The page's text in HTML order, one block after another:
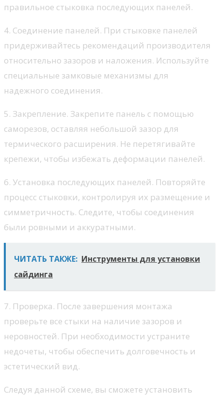
правильное стыковка последующих панелей.
4. Соединение панелей. При стыковке панелей
придерживайтесь рекомендаций производителя
относительно зазоров и наложения. Используйте
специальные замковые механизмы для
надежного соединения.
5. Закрепление. Закрепите панель с помощью
саморезов, оставляя небольшой зазор для
термического расширения. Не перетягивайте
крепежи, чтобы избежать деформации панелей.
6. Установка последующих панелей. Повторяйте
процесс стыковки, контролируя их размещение и
симметричность. Следите, чтобы соединения
были ровными и аккуратными.
ЧИТАТЬ ТАКЖЕ: Инструменты для установки
сайдинга
7. Проверка. После завершения монтажа
проверьте все стыки на наличие зазоров и
неровностей. При необходимости устраните
недочеты, чтобы обеспечить долговечность и
эстетический вид.
Следуя данной схеме, вы сможете установить